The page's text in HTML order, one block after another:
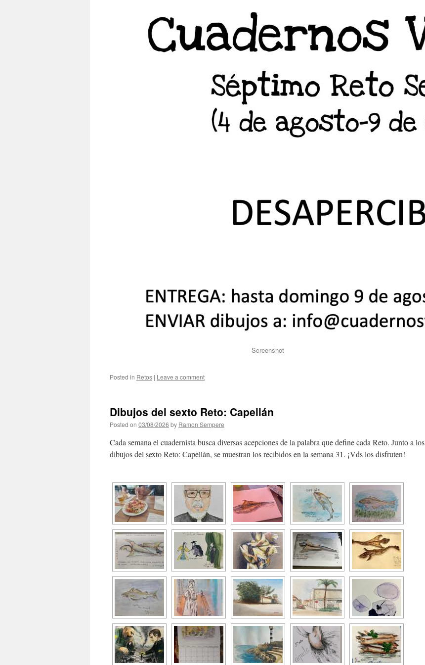
Screenshot
Posted in Retos | Leave a comment
Dibujos del sexto Reto: Capellán
Posted on 03/08/2026 by Ramon Sempere
Cada semana el cuadernista busca diversas acepciones de la palabra que define cada Reto. Junto a los
dibujos del sexto Reto: Capellán, se muestran los recibidos en la semana 31. ¡Vds los disfruten!